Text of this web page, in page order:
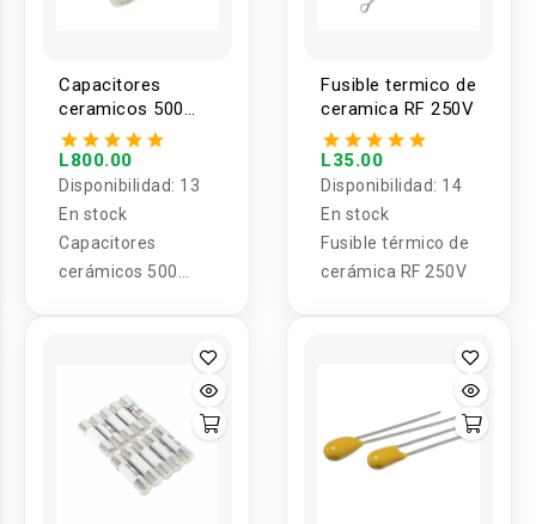
Capacitores
ceramicos 500
piezas 10 Valores
0.1-10UF 50V
L800.00
Disponibilidad: 13
En stock
Capacitores
cerámicos 500
Fusible termico de
ceramica RF 250V
L35.00
Disponibilidad: 14
En stock
Fusible térmico de
cerámica RF 250V